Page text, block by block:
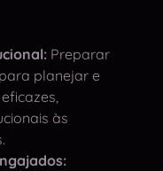
Preparar
planejar e
às